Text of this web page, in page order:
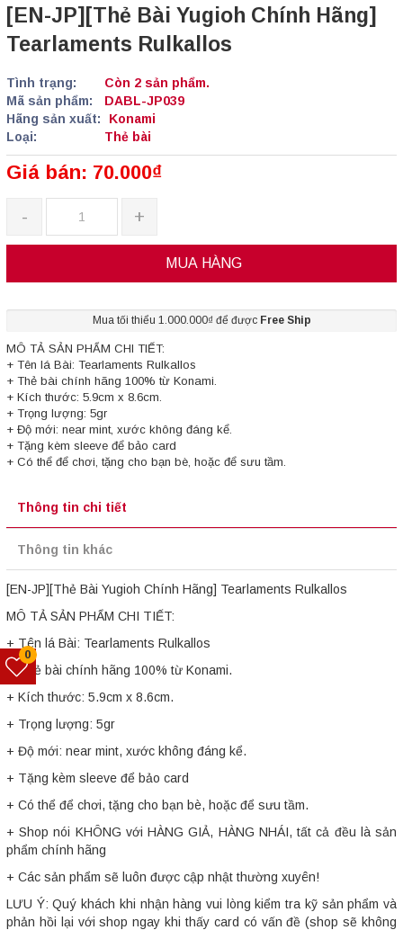
[EN-JP][Thẻ Bài Yugioh Chính Hãng]
Tearlaments Rulkallos
Tình trạng:
Còn 2 sản phẩm.
Mã sản phẩm:
DABL-JP039
Hãng sản xuất:
Konami
Loại:
Thẻ bài
Giá bán: 70.000₫
- +
MUA HÀNG
Mua tối thiểu 1.000.000₫ để được Free Ship
MÔ TẢ SẢN PHẨM CHI TIẾT:
+ Tên lá Bài: Tearlaments Rulkallos
+ Thẻ bài chính hãng 100% từ Konami.
+ Kích thước: 5.9cm x 8.6cm.
+ Trọng lượng: 5gr
+ Độ mới: near mint, xước không đáng kể.
+ Tặng kèm sleeve để bảo card
+ Có thể để chơi, tặng cho bạn bè, hoặc để sưu tầm.
Thông tin chi tiết
Thông tin khác
[EN-JP][Thẻ Bài Yugioh Chính Hãng] Tearlaments Rulkallos
MÔ TẢ SẢN PHẨM CHI TIẾT:
+ Tên lá Bài: Tearlaments Rulkallos
+ Thẻ bài chính hãng 100% từ Konami.
+ Kích thước: 5.9cm x 8.6cm.
+ Trọng lượng: 5gr
+ Độ mới: near mint, xước không đáng kể.
+ Tặng kèm sleeve để bảo card
+ Có thể để chơi, tặng cho bạn bè, hoặc để sưu tầm.
+ Shop nói KHÔNG với HÀNG GIẢ, HÀNG NHÁI, tất cả đều là sản
phẩm chính hãng
+ Các sản phẩm sẽ luôn được cập nhật thường xuyên!
LƯU Ý: Quý khách khi nhận hàng vui lòng kiểm tra kỹ sản phẩm và
phản hồi lại với shop ngay khi thấy card có vấn đề (shop sẽ không
0